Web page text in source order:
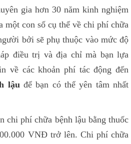
gia hơn 30 năm kinh nghiệm
một con số cụ thể về chi phí chữa
bởi sẽ phụ thuộc vào mức độ
điều trị và địa chỉ mà bạn lựa
về các khoản phí tác động đến
lậuđể bạn có thể yên tâm nhất
chi phí chữa bệnh lậu bằng thuốc
VNĐ trở lên. Chi phí chữa